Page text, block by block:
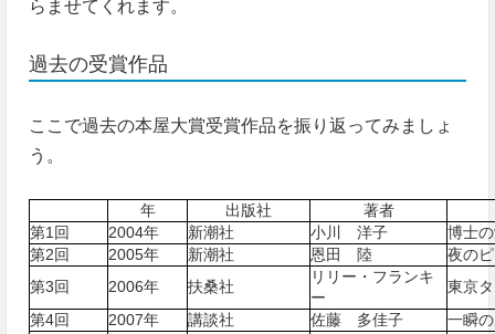
らませてくれます。
過去の受賞作品
ここで過去の本屋大賞受賞作品を振り返ってみましょ
う。
年 出版社
著者
第1回
2004年 新潮社 小川 洋子
博士
第2回
2005年 新潮社 恩田 陸
夜の
第3回
2006年 扶桑社
リリー・フランキ
ー
東京
第4回
2007年 講談社 佐藤 多佳子
一瞬